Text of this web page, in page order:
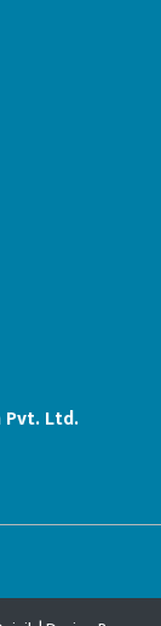
Ltd.